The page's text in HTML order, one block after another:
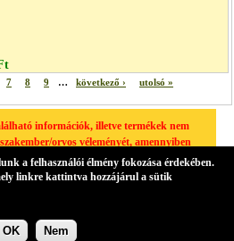
7 8 9 … következő › utolsó »
információk, illetve termékek nem
orvos véleményét, amennyiben
van, kérjük minden esetben forduljon
háziorvosához.
a felhasználói élmény fokozása érdekében.
linkre kattintva hozzájárul a sütik
OK Nem